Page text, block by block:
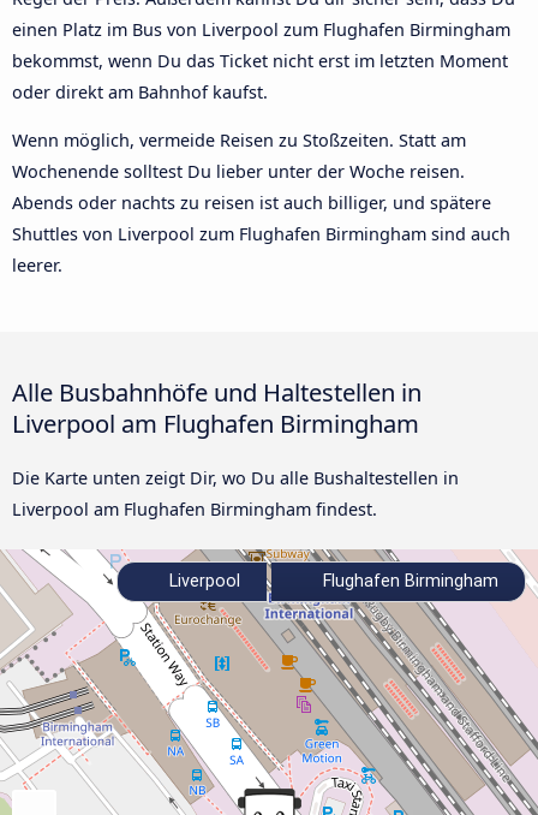
einen Platz im Bus von Liverpool zum Flughafen Birmingham
bekommst, wenn Du das Ticket nicht erst im letzten Moment
oder direkt am Bahnhof kaufst.
Wenn möglich, vermeide Reisen zu Stoßzeiten. Statt am
Wochenende solltest Du lieber unter der Woche reisen.
Abends oder nachts zu reisen ist auch billiger, und spätere
Shuttles von Liverpool zum Flughafen Birmingham sind auch
leerer.
Alle Busbahnhöfe und Haltestellen in
Liverpool am Flughafen Birmingham
Die Karte unten zeigt Dir, wo Du alle Bushaltestellen in
Liverpool am Flughafen Birmingham findest.
Liverpool Flughafen Birmingham